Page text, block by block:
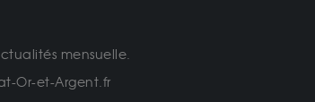
mensuelle.
Or-et-Argent.fr